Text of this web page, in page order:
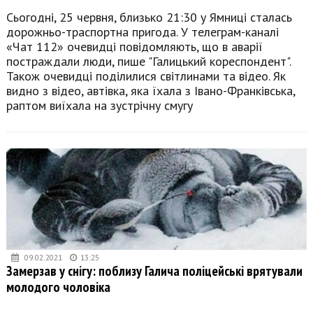
Сьогодні, 25 червня, близько 21:30 у Ямниці сталась
дорожньо-траспортна пригода. У телеграм-каналі
«Чат 112» очевидці повідомляють, що в аварії
постраждали люди, пише "Галицький кореспондент".
Також очевидці поділилися світлинами та відео. Як
видно з відео, автівка, яка їхала з Івано-Франківська,
раптом виїхала на зустрічну смугу
09.02.2021 13:25
Замерзав у снігу: поблизу Галича поліцейські врятували
молодого чоловіка